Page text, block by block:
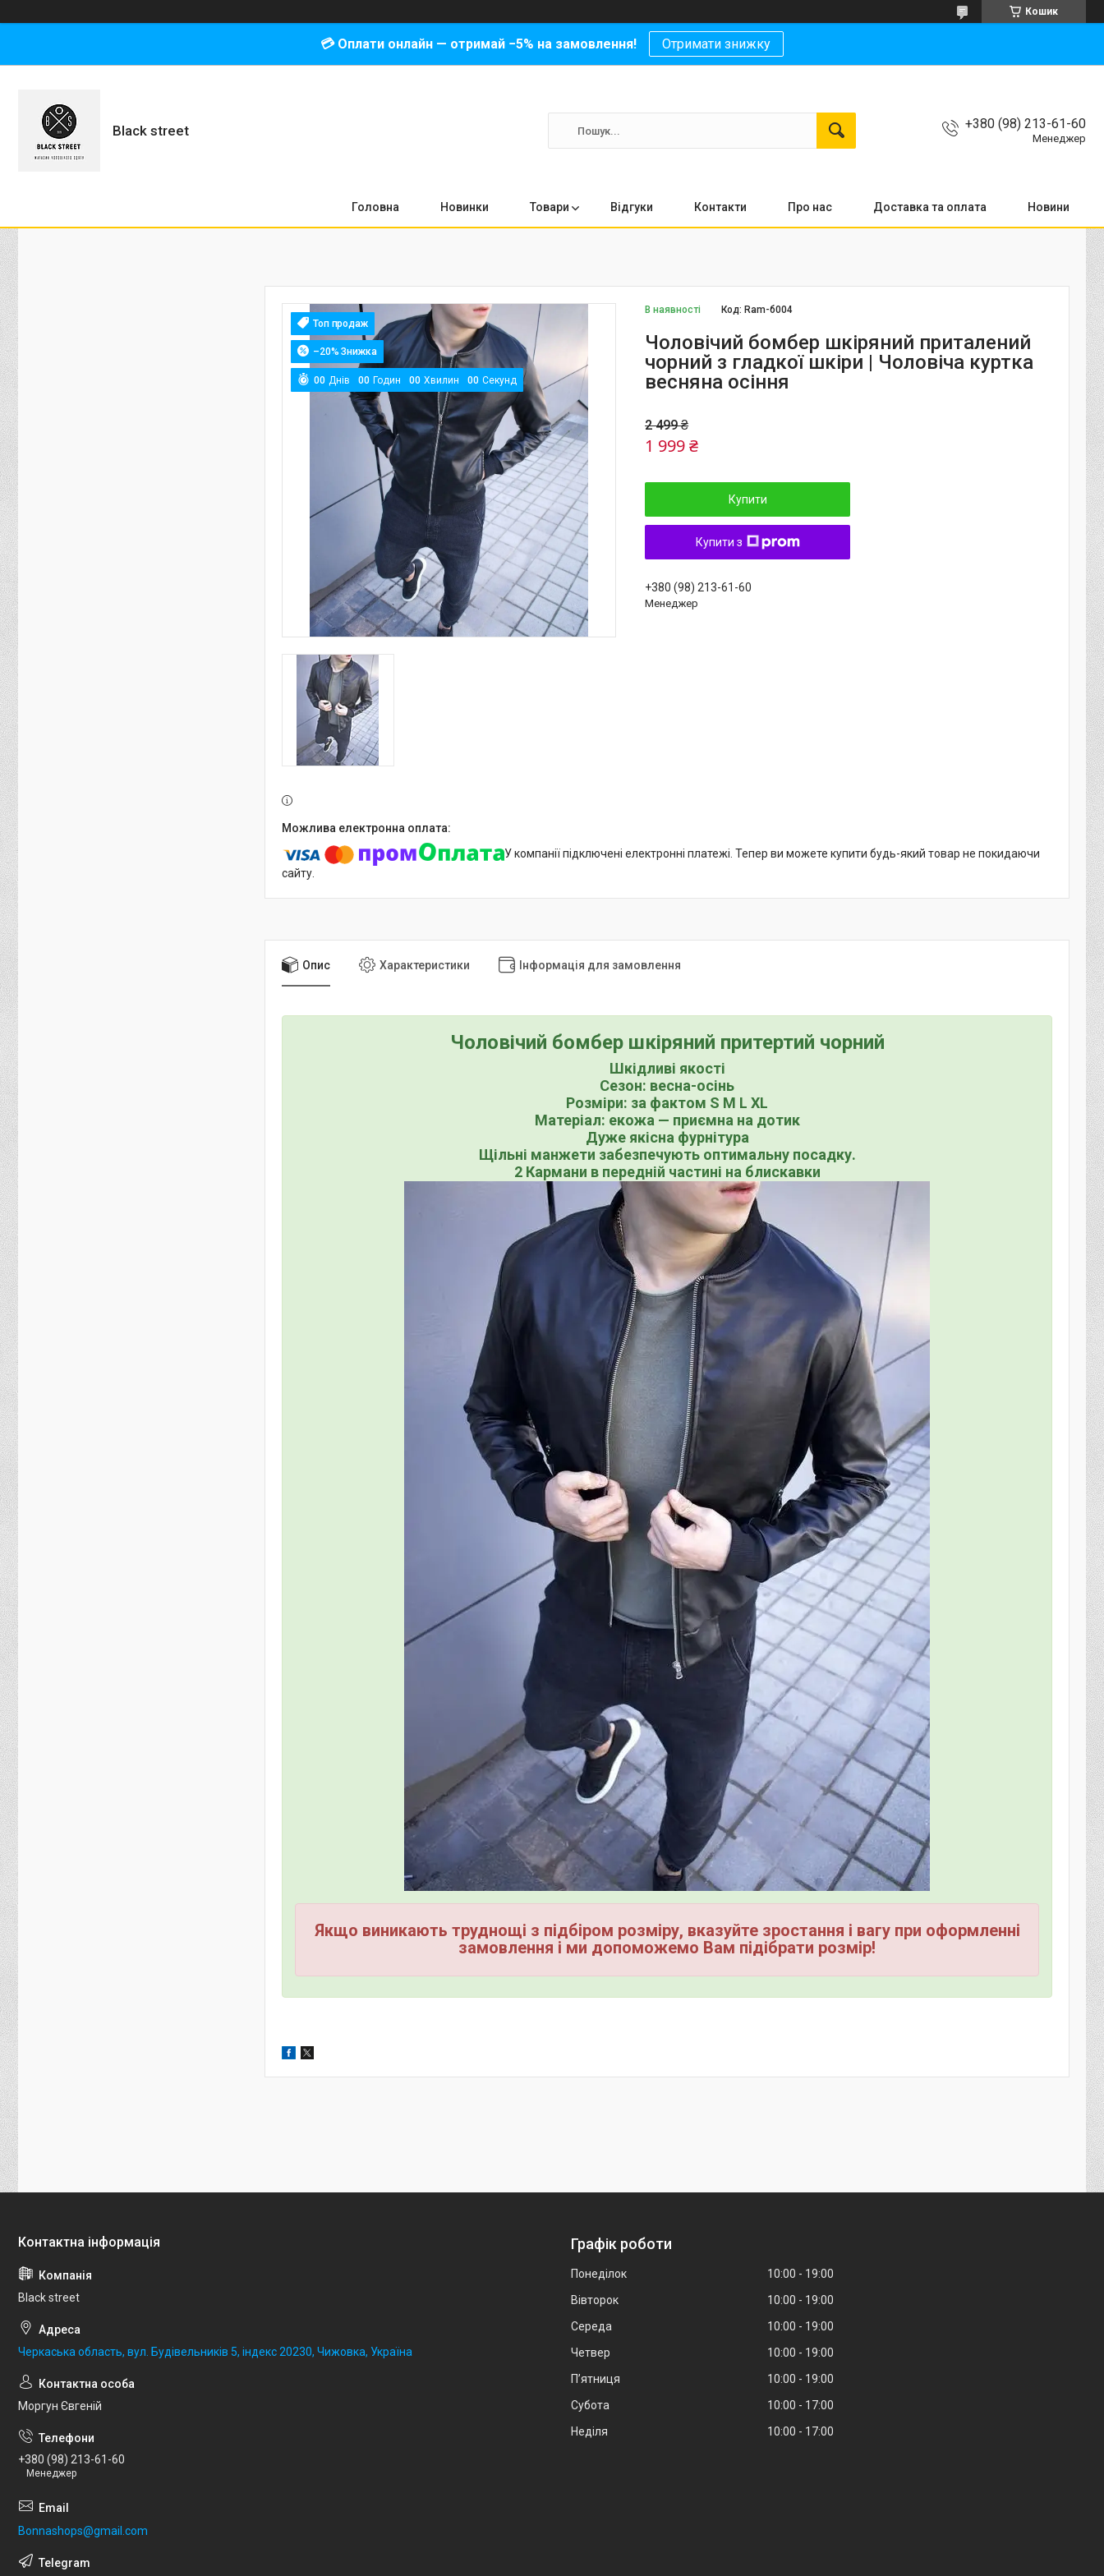
Кошик
💳 Оплати онлайн — отримай −5% на замовлення! Отримати знижку
Black street +380 (98) 213-61-60
Менеджер
Головна Новинки Товари Відгуки Контакти Про нас Доставка та оплата Новини
Топ продаж
–20%
00 Днів 00 Годин 00 Хвилин 00 Секунд
В наявності Код: Ram-б004
Чоловічий бомбер шкіряний приталений
чорний з гладкої шкіри | Чоловіча куртка
весняна осіння
2 499 ₴
1 999 ₴
Купити
Купити з
+380 (98) 213-61-60
Менеджер
У компанії підключені електронні платежі. Тепер ви можете купити будь-який товар не покидаючи
сайту.
Опис Характеристики Інформація для замовлення
Чоловічий бомбер шкіряний притертий чорний
Шкідливі якості
Сезон: весна-осінь
Розміри: за фактом S M L XL
Матеріал: екожа — приємна на дотик
Дуже якісна фурнітура
Щільні манжети забезпечують оптимальну посадку.
2 Кармани в передній частині на блискавки
Якщо виникають труднощі з підбіром розміру, вказуйте зростання і вагу при оформленні
замовлення і ми допоможемо Вам підібрати розмір!
Black street
Черкаська область, вул. Будівельників 5, індекс 20230, Чижовка, Україна
Моргун Євгеній
+380 (98) 213-61-60
Менеджер
Bonnashops@gmail.com
Графік роботи
Понеділок 10:00
19:00
Вівторок
10:00
19:00
Середа
10:00
19:00
Четвер
10:00
19:00
Пʼятниця
10:00
19:00
Субота
10:00
17:00
Неділя
10:00 17:00